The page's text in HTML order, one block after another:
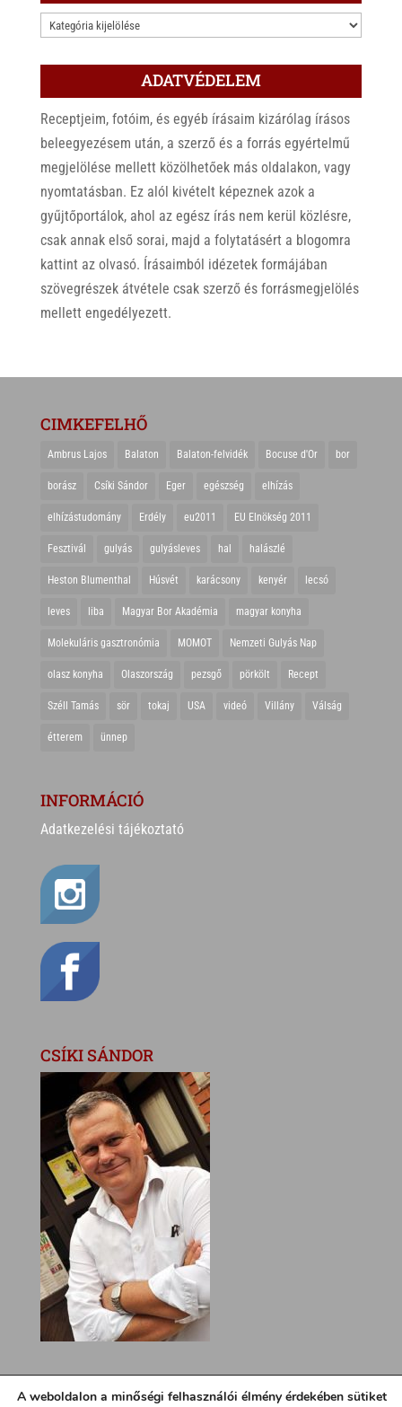
KATEGÓRIÁK
ADATVÉDELEM
Receptjeim, fotóim, és egyéb írásaim kizárólag írásos
beleegyezésem után, a szerző és a forrás egyértelmű
megjelölése mellett közölhetőek más oldalakon, vagy
nyomtatásban. Ez alól kivételt képeznek azok a
gyűjtőportálok, ahol az egész írás nem kerül közlésre,
csak annak első sorai, majd a folytatásért a blogomra
kattint az olvasó. Írásaimból idézetek formájában
szövegrészek átvétele csak szerző és forrásmegjelölés
mellett engedélyezett.
CIMKEFELHŐ
Ambrus Lajos Balaton Balaton-felvidék Bocuse d'Or bor
borász Csíki Sándor Eger egészség elhízás
elhízástudomány Erdély eu2011 EU Elnökség 2011
Fesztivál gulyás gulyásleves hal halászlé
Heston Blumenthal Húsvét karácsony kenyér lecsó
leves liba Magyar Bor Akadémia magyar konyha
Molekuláris gasztronómia MOMOT Nemzeti Gulyás Nap
olasz konyha Olaszország pezsgő pörkölt Recept
Széll Tamás sör tokaj USA videó Villány Válság
étterem ünnep
INFORMÁCIÓ
Adatkezelési tájékoztató
CSÍKI SÁNDOR
A weboldalon a minőségi felhasználói élmény érdekében sütiket